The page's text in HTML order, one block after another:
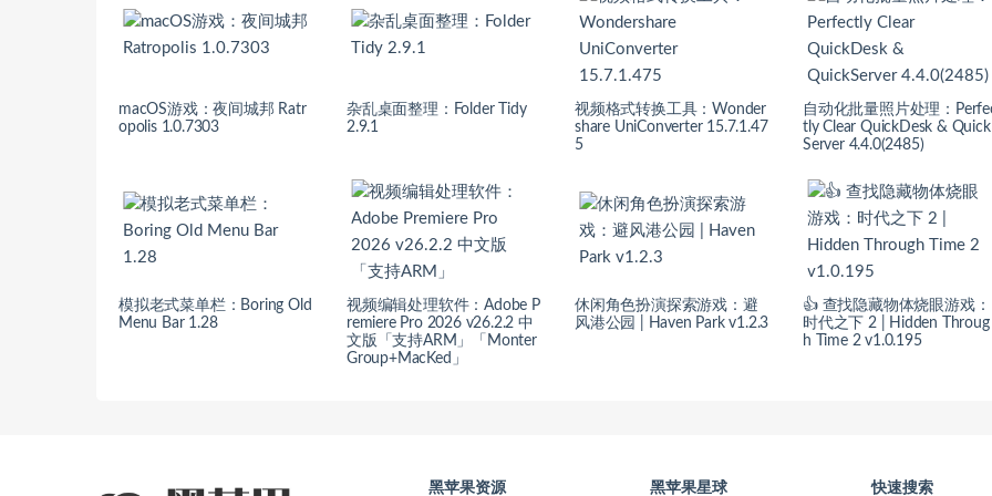
macOS游戏：夜间城邦 Ratr
opolis 1.0.7303
杂乱桌面整理：Folder Tidy
2.9.1
视频格式转换工具：Wonder
share UniConverter 15.7.1.47
5
自动化批量照片处理：
tly Clear QuickDesk & Quick
Server 4.4.0(2485)
模拟老式菜单栏：Boring Old
Menu Bar 1.28
视频编辑处理软件：Adobe P
remiere Pro 2026 v26.2.2 中
文版「支持ARM」「Monter
Group+MacKed」
休闲角色扮演探索游戏：避
风港公园 | Haven Park v1.2.3
👍 查找隐藏物体烧眼游戏：
时代之下 2 | Hidden Throug
h Time 2 v1.0.195
黑苹果资源 黑苹果星球 快速搜索